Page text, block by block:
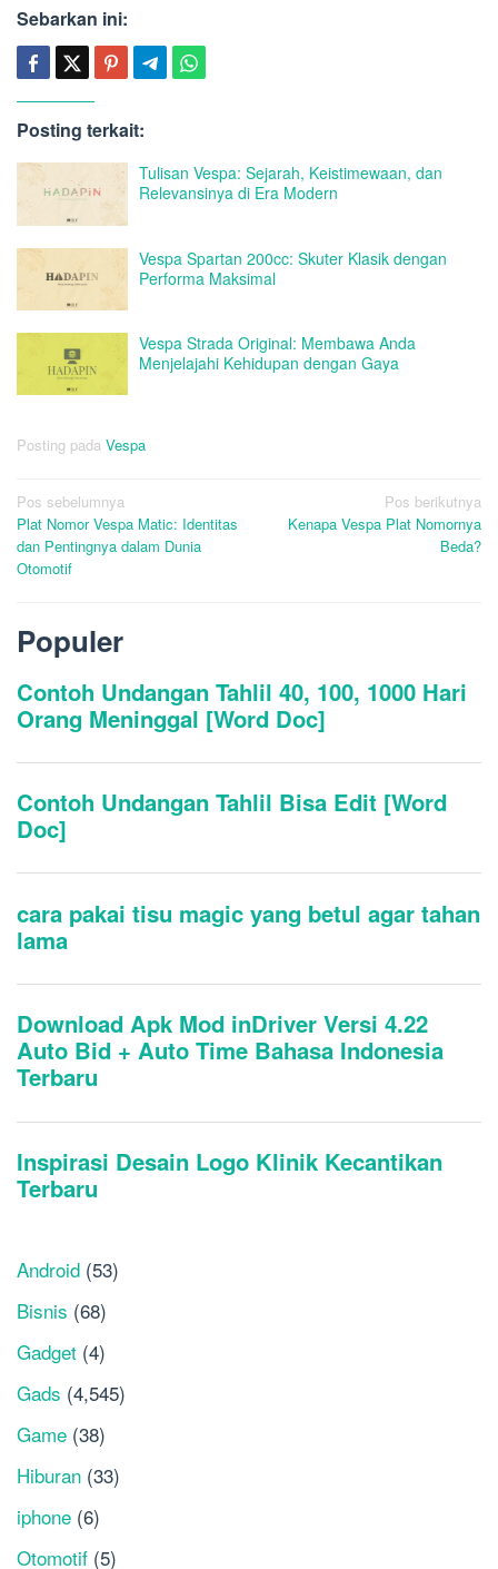
Sebarkan ini:
Posting terkait:
Tulisan Vespa: Sejarah, Keistimewaan, dan
Relevansinya di Era Modern
Vespa Spartan 200cc: Skuter Klasik dengan
Performa Maksimal
Vespa Strada Original: Membawa Anda
Menjelajahi Kehidupan dengan Gaya
Posting pada Vespa
Navigasi
pos
Pos sebelumnya
Plat Nomor Vespa Matic: Identitas
dan Pentingnya dalam Dunia
Otomotif
Pos berikutnya
Kenapa Vespa Plat Nomornya
Beda?
Populer
Android (53)
Bisnis (68)
Gadget (4)
Gads (4,545)
Game (38)
Hiburan (33)
iphone (6)
Otomotif (5)